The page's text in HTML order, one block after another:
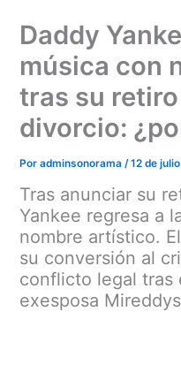
contenido
Daddy
música con
tras su
divorcio:
Poradminsonorama/12 de
Tras anunciar su
Yankee regresa a
nombre artístico.
su conversión al
conflicto legal tras
exesposa